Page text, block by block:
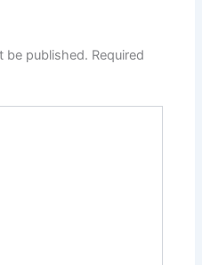
be published. Required